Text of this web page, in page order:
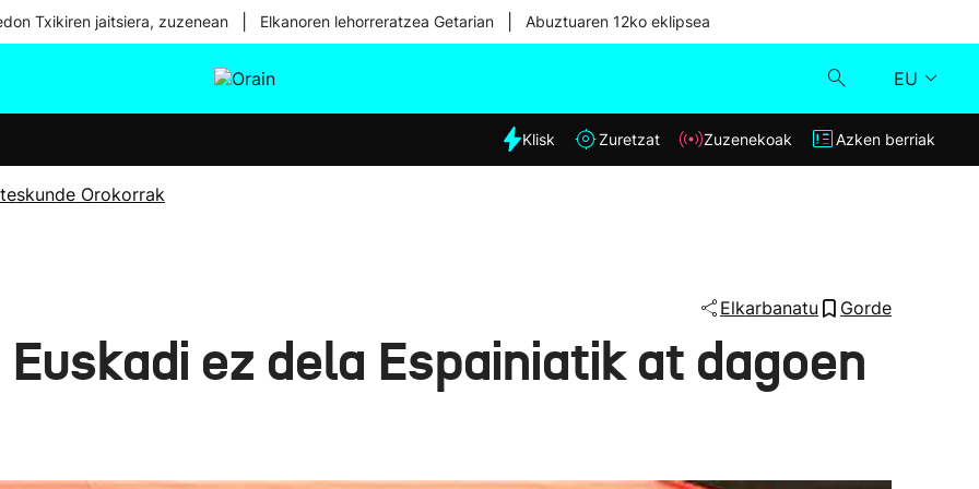
Txikiren jaitsiera, zuzenean Elkanoren lehorreratzea Getarian Abuztuaren 12ko eklipsea
EU
Eguraldia
Klisk
Azken berriak
Klisk Zuretzat Zuzenekoak Azken berriak
Orokorrak
Elkarbanatu Gorde
ez dela Espainiatik at dagoen